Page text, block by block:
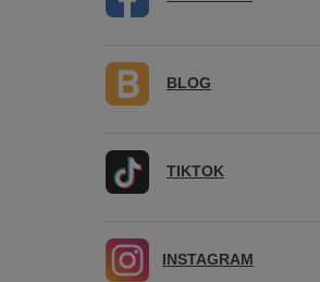
BLOG
TIKTOK
INSTAGRAM